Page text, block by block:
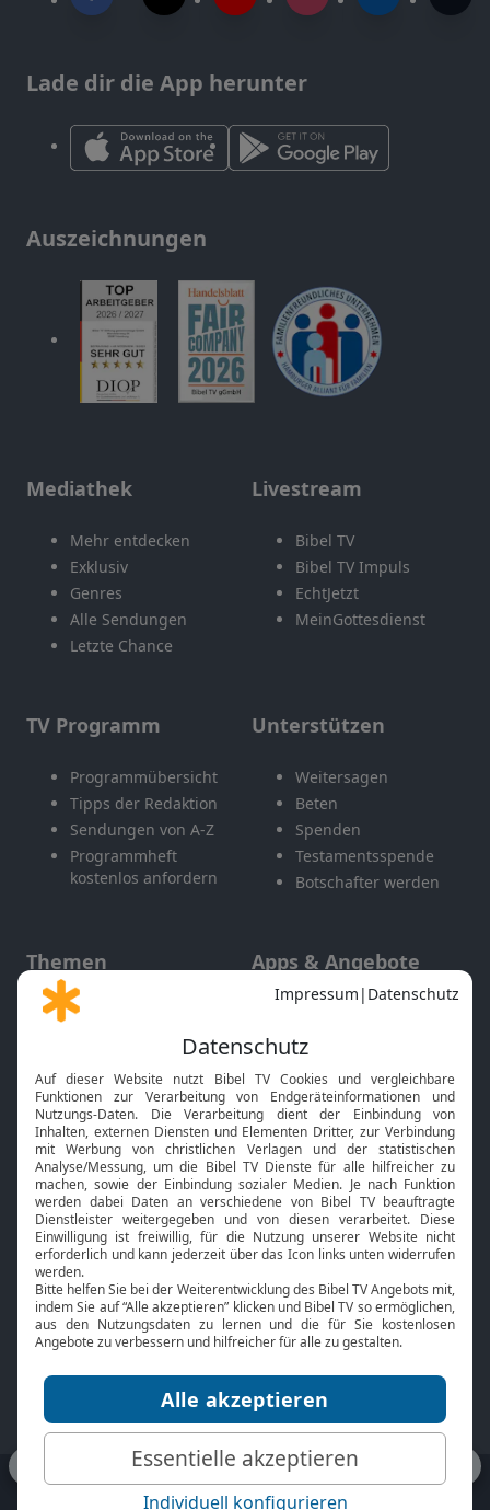
Lade dir die App herunter
Auszeichnungen
Mediathek
Mehr entdecken
Exklusiv
Genres
Alle Sendungen
Letzte Chance
Livestream
Bibel TV
Bibel TV Impuls
EchtJetzt
MeinGottesdienst
TV Programm
Programmübersicht
Tipps der Redaktion
Sendungen von A-Z
Programmheft
kostenlos anfordern
Unterstützen
Weitersagen
Beten
Spenden
Testamentsspende
Botschafter werden
Themen
Gott und Bibel erklärt
Neuigkeiten
Apps & Angebote
Mobile App
Smart TV
HbbTV
Bibelthek Online-Bibel
Nächster Gottesdienst
Bibel TV
Über uns
Jobs
Mediadaten
Service
Kontakt
TV-Empfang
bibeltv.de: Impressum
Datenschutz
Nutzungsbedingungen
Fakten Bibel TV App